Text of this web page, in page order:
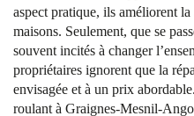
aspect pratique, ils améliorent
maisons. Seulement, que se
souvent incités à changer
propriétaires ignorent que la
envisagée et à un prix
roulant à Graignes-Mesnil-